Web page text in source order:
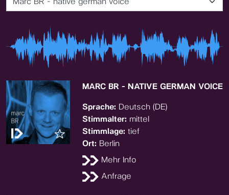
MARC BR - NATIVE GERMAN VOICE
Sprache: Deutsch (DE)
Stimmalter: mittel
Stimmlage: tief
Ort: Berlin
Mehr Info
Anfrage